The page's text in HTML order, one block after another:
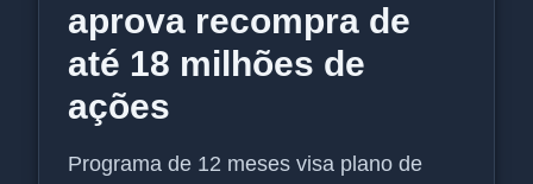
aprova recompra de
até 18 milhões de
ações
Programa de 12 meses visa plano de